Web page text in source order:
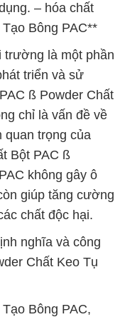
– hóa chất
Bông PAC**
trường là một phần
triển và sử
ß Powder Chất
chỉ là vấn đề về
quan trọng của
Bột PAC ß
không gây ô
giúp tăng cường
chất độc hại.
nghĩa và công
Chất Keo Tụ
Bông PAC,